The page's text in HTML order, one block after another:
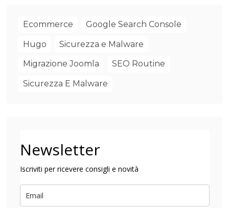
Ecommerce Google Search Console
Hugo Sicurezza e Malware
Migrazione Joomla SEO Routine
Sicurezza E Malware
Newsletter
Iscriviti per ricevere consigli e novità